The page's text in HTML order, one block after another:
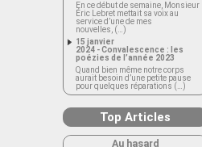
En ce début de semaine, Monsieur
Éric Lebret mettait sa voix au
service d’une de mes
nouvelles, (…)
15 janvier
2024 - Convalescence : les
poézies de l’année 2023
Quand bien même notre corps
aurait besoin d’une petite pause
pour quelques réparations (…)
Top Articles
Au hasard